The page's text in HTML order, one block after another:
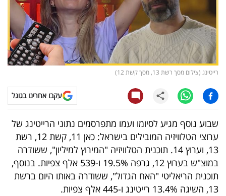
רכילות
עסקית
קריפטו
ויראלי
טלוויזיה
עסקי
ספורט
קריירה
ולימודים
רייטינג (צילום מסך רשת 13, מסך קשת 12)
עקבו אחרינו בגוגל
שבוע נוסף מגיע לסיומו ועמו מתפרסמים נתוני הרייטינג של
ערוצי הטלוויזיה המובילים בישראל: כאן 11, קשת 12, רשת
13, וערוץ 14. תוכנית הטלוויזיה "המירוץ למיליון", ששודרה
במוצ"ש בערוץ 12, גרפה 19.5% ו-539 אלף צפיות. בנוסף,
תוכנית הריאליטי "האח הגדול", ששודרה באותו היום ברשת
13, השיגה 13.4% רייטינג ו-445 אלף צפיות.